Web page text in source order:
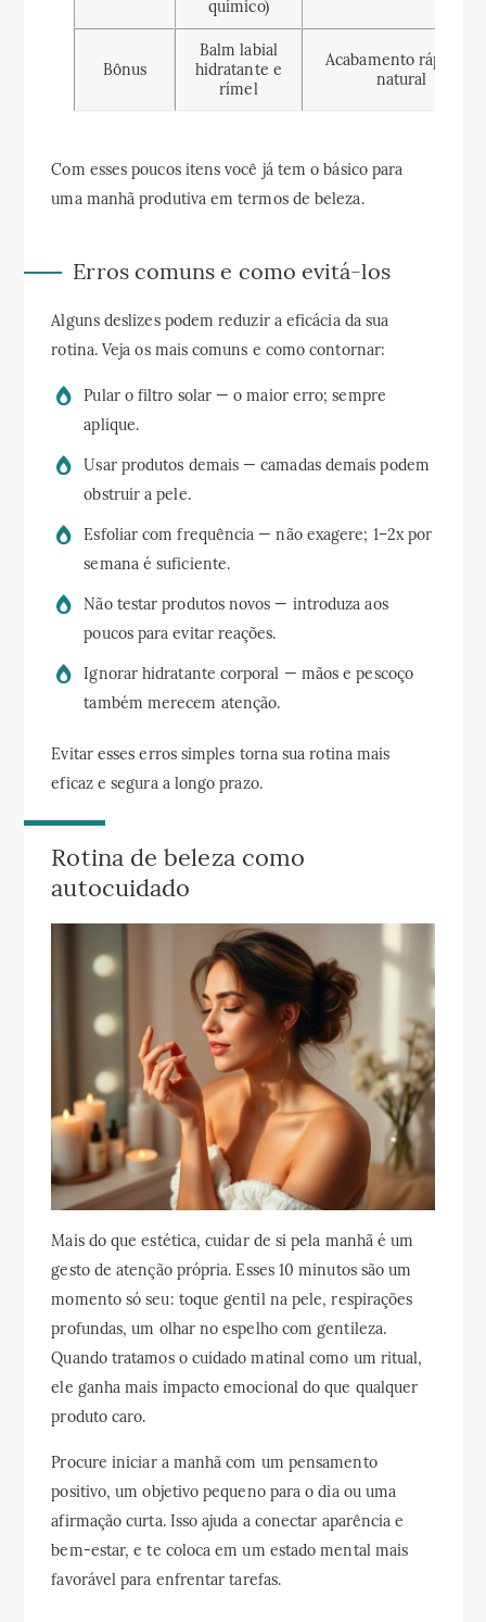
químico)
Bônus
Balm labial
hidratante e
rímel
Acabamento rápido e
natural
Com esses poucos itens você já tem o básico para
uma manhã produtiva em termos de beleza.
Erros comuns e como evitá-los
Alguns deslizes podem reduzir a eficácia da sua
rotina. Veja os mais comuns e como contornar:
Pular o filtro solar — o maior erro; sempre
aplique.
Usar produtos demais — camadas demais podem
obstruir a pele.
Esfoliar com frequência — não exagere; 1–2x por
semana é suficiente.
Não testar produtos novos — introduza aos
poucos para evitar reações.
Ignorar hidratante corporal — mãos e pescoço
também merecem atenção.
Evitar esses erros simples torna sua rotina mais
eficaz e segura a longo prazo.
Rotina de beleza como
autocuidado
Mais do que estética, cuidar de si pela manhã é um
gesto de atenção própria. Esses 10 minutos são um
momento só seu: toque gentil na pele, respirações
profundas, um olhar no espelho com gentileza.
Quando tratamos o cuidado matinal como um ritual,
ele ganha mais impacto emocional do que qualquer
produto caro.
Procure iniciar a manhã com um pensamento
positivo, um objetivo pequeno para o dia ou uma
afirmação curta. Isso ajuda a conectar aparência e
bem-estar, e te coloca em um estado mental mais
favorável para enfrentar tarefas.